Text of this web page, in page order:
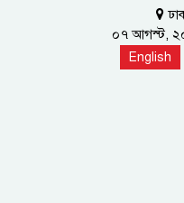
০৭ আগস্ট,
English